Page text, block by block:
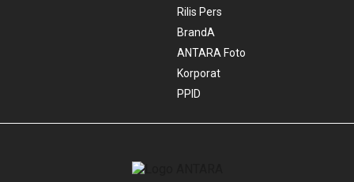
Rilis Pers
BrandA
ANTARA Foto
Korporat
PPID